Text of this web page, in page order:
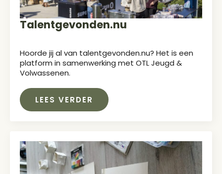
Talentgevonden.nu
Hoorde jij al van talentgevonden.nu? Het is een
platform in samenwerking met OTL Jeugd &
Volwassenen.
LEES VERDER